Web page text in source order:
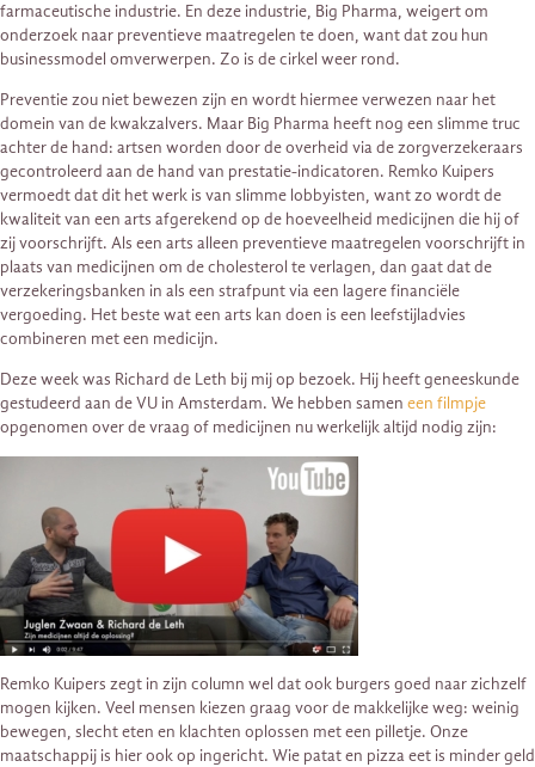
farmaceutische industrie. En deze industrie, Big Pharma, weigert om
onderzoek naar preventieve maatregelen te doen, want dat zou hun
businessmodel omverwerpen. Zo is de cirkel weer rond.
Preventie zou niet bewezen zijn en wordt hiermee verwezen naar het
domein van de kwakzalvers. Maar Big Pharma heeft nog een slimme truc
achter de hand: artsen worden door de overheid via de zorgverzekeraars
gecontroleerd aan de hand van prestatie-indicatoren. Remko Kuipers
vermoedt dat dit het werk is van slimme lobbyisten, want zo wordt de
kwaliteit van een arts afgerekend op de hoeveelheid medicijnen die hij of
zij voorschrijft. Als een arts alleen preventieve maatregelen voorschrijft in
plaats van medicijnen om de cholesterol te verlagen, dan gaat dat de
verzekeringsbanken in als een strafpunt via een lagere financiële
vergoeding. Het beste wat een arts kan doen is een leefstijladvies
combineren met een medicijn.
Deze week was Richard de Leth bij mij op bezoek. Hij heeft geneeskunde
gestudeerd aan de VU in Amsterdam. We hebben samen een filmpje
opgenomen over de vraag of medicijnen nu werkelijk altijd nodig zijn:
Remko Kuipers zegt in zijn column wel dat ook burgers goed naar zichzelf
mogen kijken. Veel mensen kiezen graag voor de makkelijke weg: weinig
bewegen, slecht eten en klachten oplossen met een pilletje. Onze
maatschappij is hier ook op ingericht. Wie patat en pizza eet is minder geld